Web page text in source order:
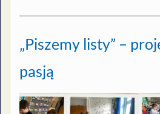
„Piszemy listy” –
pasją